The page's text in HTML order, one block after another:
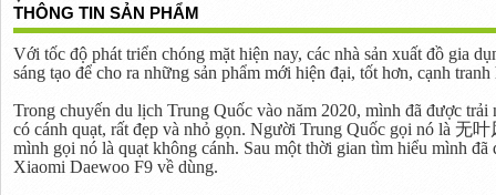
THÔNG TIN SẢN PHẨM
Với tốc độ phát triển chóng mặt hiện nay, các nhà sản xuất đồ gia
sáng tạo để cho ra những sản phẩm mới hiện đại, tốt hơn, cạnh tranh
Trong chuyến du lịch Trung Quốc vào năm 2020, mình đã được
có cánh quạt, rất đẹp và nhỏ gọn. Người Trung Quốc gọi nó là 无叶
mình gọi nó là quạt không cánh. Sau một thời gian tìm hiểu mình
Xiaomi Daewoo F9 về dùng.